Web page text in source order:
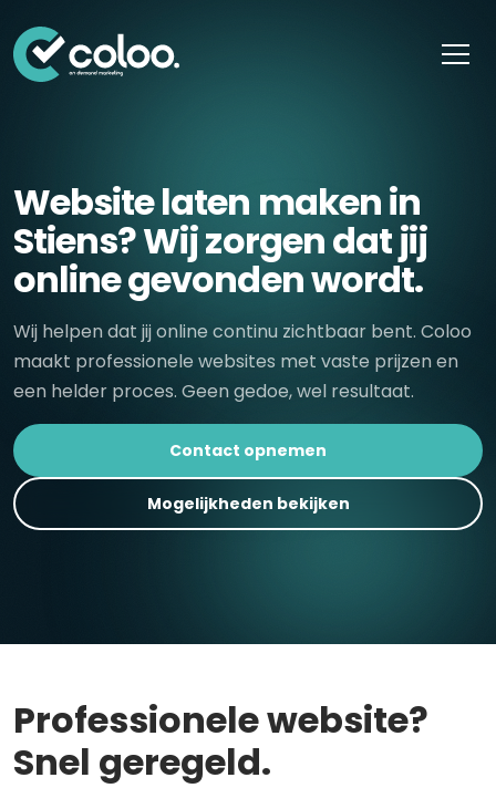
Website laten maken in
Stiens? Wij zorgen dat jij
online gevonden wordt.
Wij helpen dat jij online continu zichtbaar bent. Coloo
maakt professionele websites met vaste prijzen en
een helder proces. Geen gedoe, wel resultaat.
Contact opnemen
Mogelijkheden bekijken
Professionele website?
Snel geregeld.